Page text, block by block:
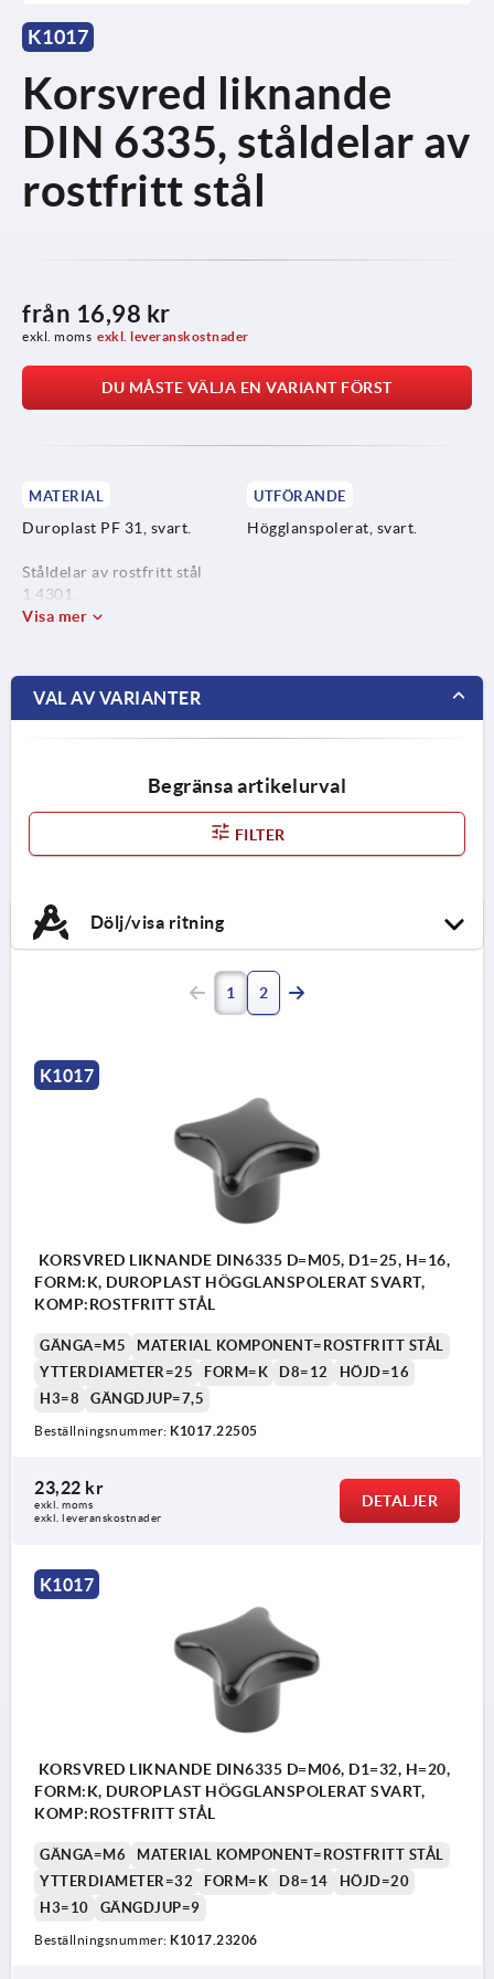
K1017
Korsvred liknande
DIN 6335, ståldelar av
rostfritt stål
från 16,98 kr
exkl. moms exkl. leveranskostnader
DU MÅSTE VÄLJA EN VARIANT FÖRST
MATERIAL
Duroplast PF 31, svart.
Ståldelar av rostfritt stål
1.4301.
UTFÖRANDE
Högglanspolerat, svart.
Visa mer
VAL AV VARIANTER
Begränsa artikelurval
FILTER
Dölj/visa ritning
Form K: gängbussning
1 2
K1017
KORSVRED LIKNANDE DIN6335 D=M05, D1=25, H=16,
FORM:K, DUROPLAST HÖGGLANSPOLERAT SVART,
KOMP:ROSTFRITT STÅL
GÄNGA=M5
MATERIAL KOMPONENT=ROSTFRITT STÅL
YTTERDIAMETER=25
FORM=K D8=12
HÖJD=16
H3=8
GÄNGDJUP=7,5
Beställningsnummer: K1017.22505
23,22 kr
exkl. moms
exkl. leveranskostnader
DETALJER
K1017
KORSVRED LIKNANDE DIN6335 D=M06, D1=32, H=20,
FORM:K, DUROPLAST HÖGGLANSPOLERAT SVART,
KOMP:ROSTFRITT STÅL
GÄNGA=M6
MATERIAL KOMPONENT=ROSTFRITT STÅL
YTTERDIAMETER=32
FORM=K D8=14
HÖJD=20
H3=10
GÄNGDJUP=9
Beställningsnummer: K1017.23206